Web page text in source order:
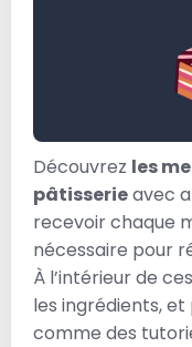
Découvrez les
pâtisserieavec
recevoir chaque
nécessaire pour
À l’intérieur de
les ingrédients, et
comme des